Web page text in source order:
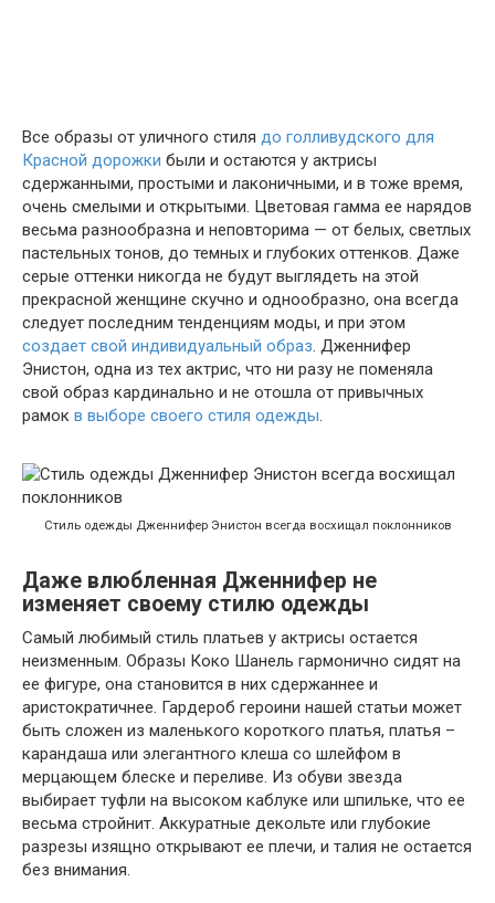
Все образы от уличного стиля до голливудского для
Красной дорожки были и остаются у актрисы
сдержанными, простыми и лаконичными, и в тоже время,
очень смелыми и открытыми. Цветовая гамма ее нарядов
весьма разнообразна и неповторима — от белых, светлых
пастельных тонов, до темных и глубоких оттенков. Даже
серые оттенки никогда не будут выглядеть на этой
прекрасной женщине скучно и однообразно, она всегда
следует последним тенденциям моды, и при этом
создает свой индивидуальный образ. Дженнифер
Энистон, одна из тех актрис, что ни разу не поменяла
свой образ кардинально и не отошла от привычных
рамок в выборе своего стиля одежды.
Стиль одежды Дженнифер Энистон всегда восхищал поклонников
Даже влюбленная Дженнифер не
изменяет своему стилю одежды
Самый любимый стиль платьев у актрисы остается
неизменным. Образы Коко Шанель гармонично сидят на
ее фигуре, она становится в них сдержаннее и
аристократичнее. Гардероб героини нашей статьи может
быть сложен из маленького короткого платья, платья –
карандаша или элегантного клеша со шлейфом в
мерцающем блеске и переливе. Из обуви звезда
выбирает туфли на высоком каблуке или шпильке, что ее
весьма стройнит. Аккуратные декольте или глубокие
разрезы изящно открывают ее плечи, и талия не остается
без внимания.